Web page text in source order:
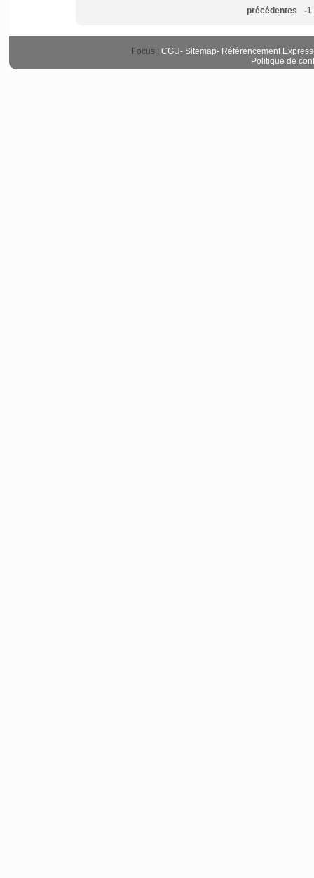
précédentes -1
Focus : CGU- Sitemap- Référencement Express
Politique de